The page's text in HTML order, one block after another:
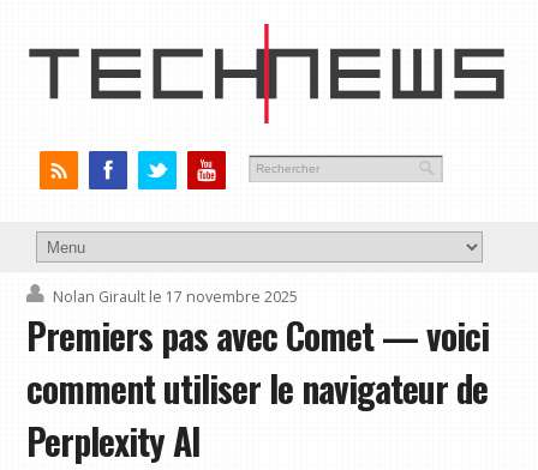
Nolan Girault le 17 novembre 2025
Premiers pas avec Comet — voici
comment utiliser le navigateur de
Perplexity AI